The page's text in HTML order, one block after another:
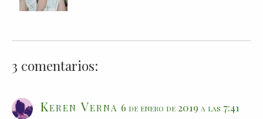
3 comentarios:
Keren Verna 6 de enero de 2019 a las 7:41